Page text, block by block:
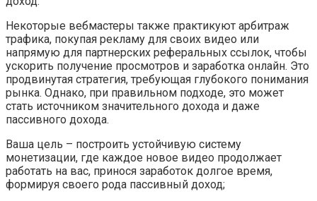
Некоторые вебмастеры также практикуют арбитраж
трафика, покупая рекламу для своих видео или
напрямую для партнерских реферальных ссылок, чтобы
ускорить получение просмотров и заработка онлайн. Это
продвинутая стратегия, требующая глубокого понимания
рынка. Однако, при правильном подходе, это может
стать источником значительного дохода и даже
пассивного дохода.
Ваша цель – построить устойчивую систему
монетизации, где каждое новое видео продолжает
работать на вас, принося заработок долгое время,
формируя своего рода пассивный доход;